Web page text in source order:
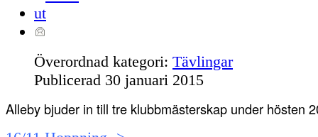
Överordnad kategori: Tävlingar
Publicerad 30 januari 2015
Alleby bjuder in till tre klubbmästerskap under hösten